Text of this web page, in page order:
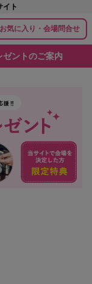
イト
お気に入り・会場問合せ
ゼントのご案内